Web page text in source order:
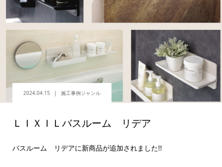
2024.04.15 施工事例ジャンル
ＬＩＸＩＬバスルーム リデア
バスルーム リデアに新商品が追加されました!!